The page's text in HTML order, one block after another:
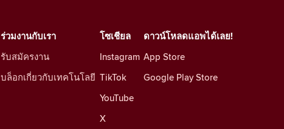
โซเชียล
Instagram
TikTok
YouTube
X
ร่วมงานกับเรา
รับสมัครงาน
บล็อกเกี่ยวกับเทคโนโลยี
ดาวน์โหลดแอพได้เลย!
App Store
Google Play Store